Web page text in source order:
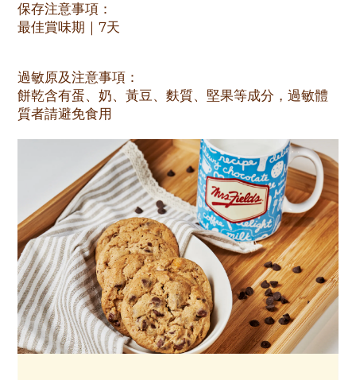
保存注意事項：
最佳賞味期｜7天
過敏原及注意事項：
餅乾含有蛋、奶、黃豆、麩質、堅果等成分，過敏體
質者請避免食用